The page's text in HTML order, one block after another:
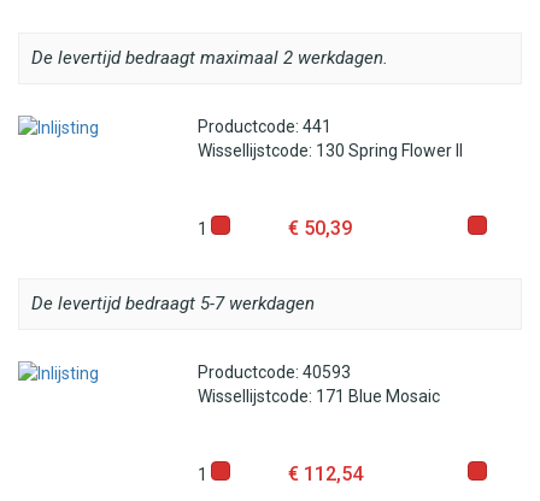
De levertijd bedraagt maximaal 2 werkdagen.
Productcode: 441
Wissellijstcode: 130 Spring Flower II
1 € 50,39
De levertijd bedraagt 5-7 werkdagen
Productcode: 40593
Wissellijstcode: 171 Blue Mosaic
1 € 112,54